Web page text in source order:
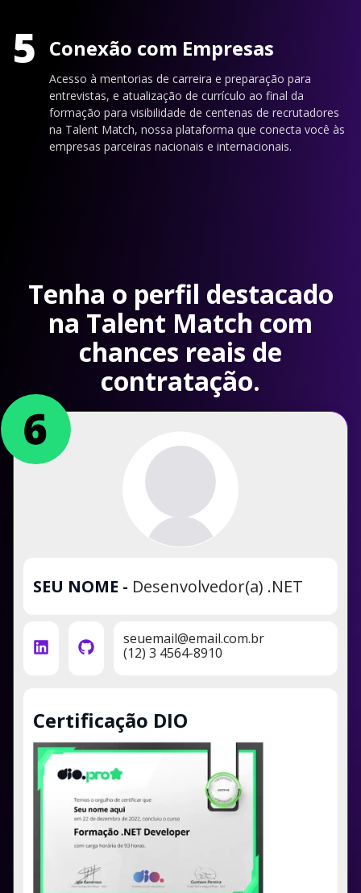
5 Conexão com Empresas
Acesso à mentorias de carreira e preparação para
entrevistas, e atualização de currículo ao final da
formação para visibilidade de centenas de recrutadores
na Talent Match, nossa plataforma que conecta você às
empresas parceiras nacionais e internacionais.
Tenha o perfil destacado
na Talent Match com
chances reais de
contratação.
SEU NOME - Desenvolvedor(a) .NET
seuemail@email.com.br
(12) 3 4564-8910
Certificação DIO